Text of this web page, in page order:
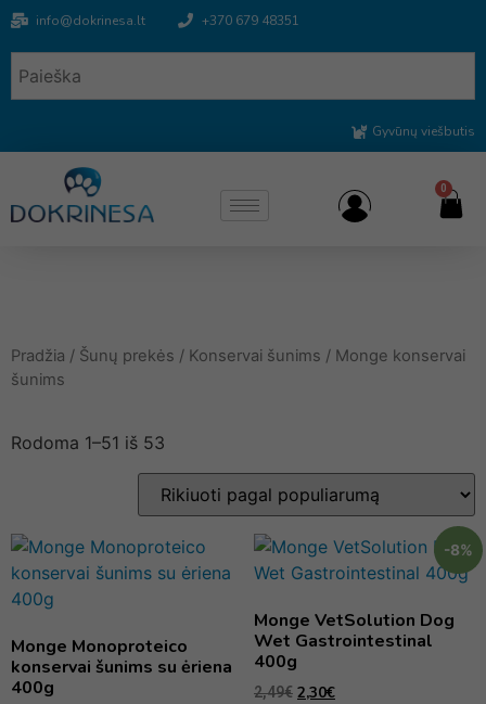
info@dokrinesa.lt +370 679 48351
Gyvūnų viešbutis
0
Pradžia / Šunų prekės / Konservai šunims / Monge konservai
šunims
Rodoma 1–51 iš 53
Monge Monoproteico
konservai šunims su ėriena
400g
-8%
Monge VetSolution Dog
Wet Gastrointestinal
400g
2,49€ 2,30€